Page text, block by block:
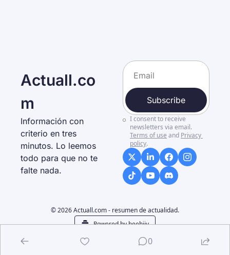
Actuall.co
m
Información con
criterio en tres
minutos. Lo leemos
todo para que no te
falte nada.
Subscribe
I consent to receive
newsletters via email.
Terms of use and Privacy
policy.
© 2026 Actuall.com - resumen de actualidad.
Powered by beehiiv
0